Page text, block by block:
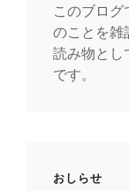
このブロ
のことを雑
読み物とし
です。
おしらせ